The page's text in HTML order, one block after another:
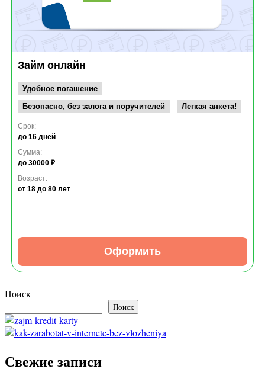
Займ онлайн
Удобное погашение
Безопасно, без залога и поручителей
Легкая анкета!
Срок:
до 16 дней
Сумма:
до 30000 ₽
Возраст:
от 18 до 80 лет
Оформить
Поиск
Поиск
Свежие записи